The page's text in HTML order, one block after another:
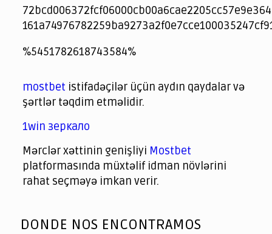
jeetcity
1xbet
jeet city casino
%5451782618743584%
spintiger
Avabet
Spinrise
Crown Green
Crowngreen casino login
슈가 러쉬1000 슬롯
crazy time casino online
1xcasinozambia.com
codingworldnews.com
parimatch.kr
winorio
winorio casino
winorio
mostbet istifadəçilər üçün aydın qaydalar və
şərtlər təqdim etməlidir.
1win зеркало
Mərclər xəttinin genişliyi Mostbet
platformasında müxtəlif idman növlərini
rahat seçməyə imkan verir.
of
DONDE NOS ENCONTRAMOS